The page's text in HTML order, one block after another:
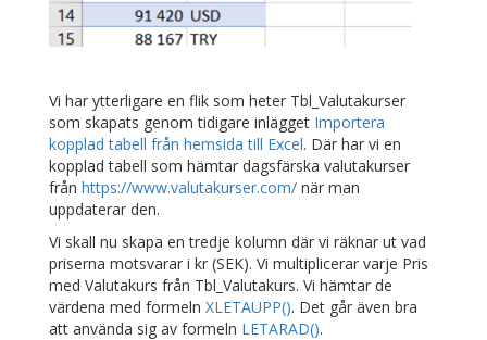
Vi har ytterligare en flik som heter Tbl_Valutakurser
som skapats genom tidigare inlägget Importera
kopplad tabell från hemsida till Excel. Där har vi en
kopplad tabell som hämtar dagsfärska valutakurser
från https://www.valutakurser.com/ när man
uppdaterar den.
Vi skall nu skapa en tredje kolumn där vi räknar ut vad
priserna motsvarar i kr (SEK). Vi multiplicerar varje Pris
med Valutakurs från Tbl_Valutakurs. Vi hämtar de
värdena med formeln XLETAUPP(). Det går även bra
att använda sig av formeln LETARAD().